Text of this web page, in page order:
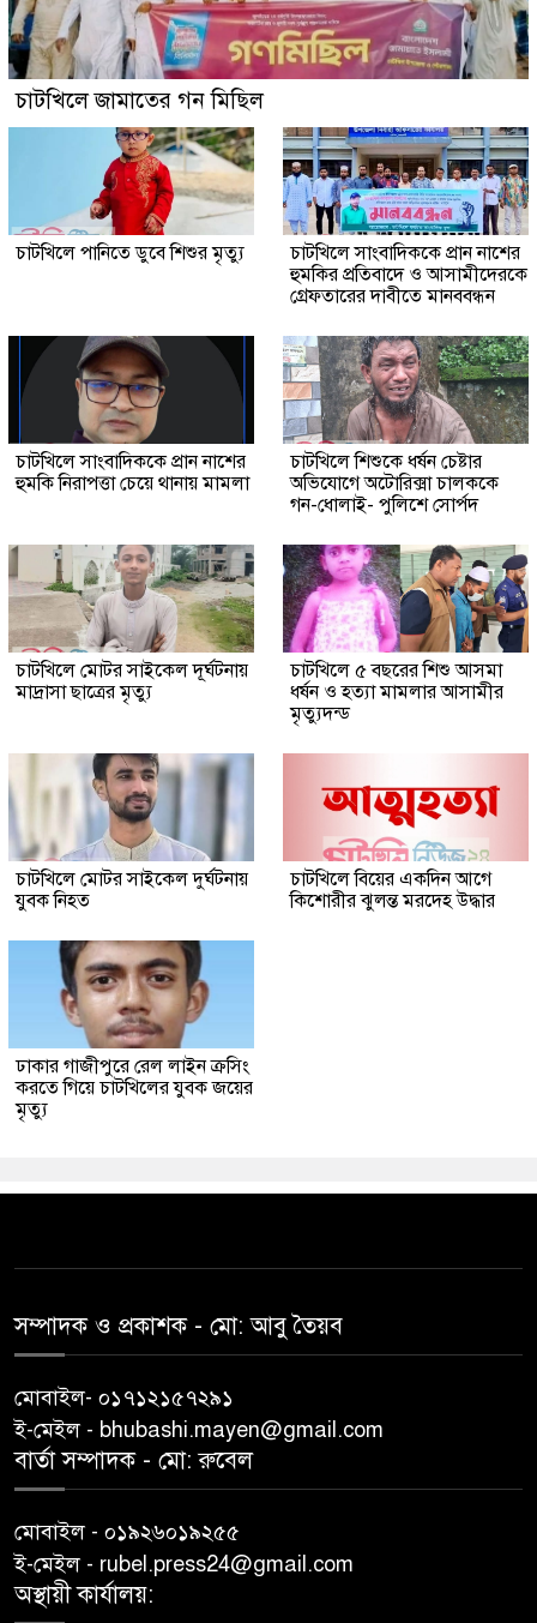
চাটখিলে জামাতের গন মিছিল
চাটখিলে পানিতে ডুবে শিশুর মৃত্যু
চাটখিলে সাংবাদিককে প্রান নাশের
হুমকির প্রতিবাদে ও আসামীদেরকে
গ্রেফতারের দাবীতে মানববন্ধন
চাটখিলে সাংবাদিককে প্রান নাশের
হুমকি নিরাপত্তা চেয়ে থানায় মামলা
চাটখিলে শিশুকে ধর্ষন চেষ্টার
অভিযোগে অটোরিক্সা চালককে
গন-ধোলাই- পুলিশে সোর্পদ
চাটখিলে মোটর সাইকেল দূর্ঘটনায়
মাদ্রাসা ছাত্রের মৃত্যু
চাটখিলে ৫ বছরের শিশু আসমা
ধর্ষন ও হত্যা মামলার আসামীর
মৃত্যুদন্ড
চাটখিলে মোটর সাইকেল দুর্ঘটনায়
যুবক নিহত
চাটখিলে বিয়ের একদিন আগে
কিশোরীর ঝুলন্ত মরদেহ উদ্ধার
ঢাকার গাজীপুরে রেল লাইন ক্রসিং
করতে গিয়ে চাটখিলের যুবক জয়ের
মৃত্যু
সম্পাদক ও প্রকাশক -‌ মো: আবু‌ তৈয়ব
মোবাইল- ০১৭১২১৫৭২৯১
ই-মেইল - bhubashi.mayen@gmail.com
বার্তা সম্পাদক - মো: রু‌বেল
মোবাইল - ০১৯২৬০১৯২৫৫
ই-মেইল - rubel.press24@gmail.com
অস্থায়ী কার্যালয়: